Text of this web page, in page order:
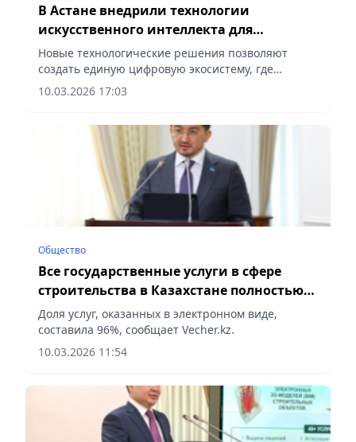
В Астане внедрили технологии
искусственного интеллекта для
контроля за ходом строительства
Новые технологические решения позволяют
создать единую цифровую экосистему, где
каждый объект получает свой цифровой паспорт,
сообщает Vecher.kz.
10.03.2026 17:03
Общество
Все государственные услуги в сфере
строительства в Казахстане полностью
переведены в онлайн-формат
Доля услуг, оказанных в электронном виде,
составила 96%, сообщает Vecher.kz.
10.03.2026 11:54